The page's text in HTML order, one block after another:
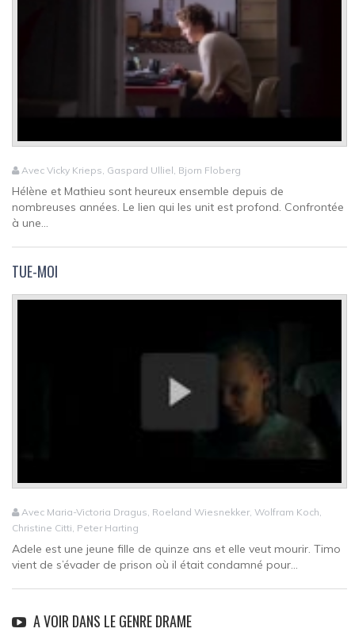
Avec Vicky Krieps, Gaspard Ulliel, Bjorn Floberg
Hélène et Mathieu sont heureux ensemble depuis de
nombreuses années. Le lien qui les unit est profond. Confrontée
à une...
TUE-MOI
Avec Maria-Victoria Dragus, Roeland Wiesnekker, Wolfram Koch,
Christine Citti, Peter Harting
Adele est une jeune fille de quinze ans et elle veut mourir. Timo
vient de s’évader de prison où il était condamné pour...
A VOIR DANS LE GENRE DRAME